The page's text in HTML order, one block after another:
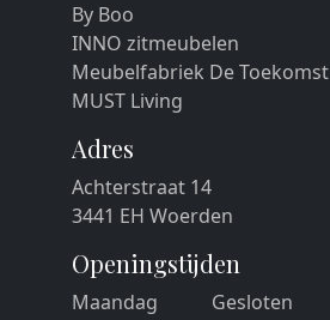
By Boo
INNO zitmeubelen
Meubelfabriek De Toekomst
MUST Living
Adres
Achterstraat 14
3441 EH Woerden
Openingstijden
Maandag
Gesloten